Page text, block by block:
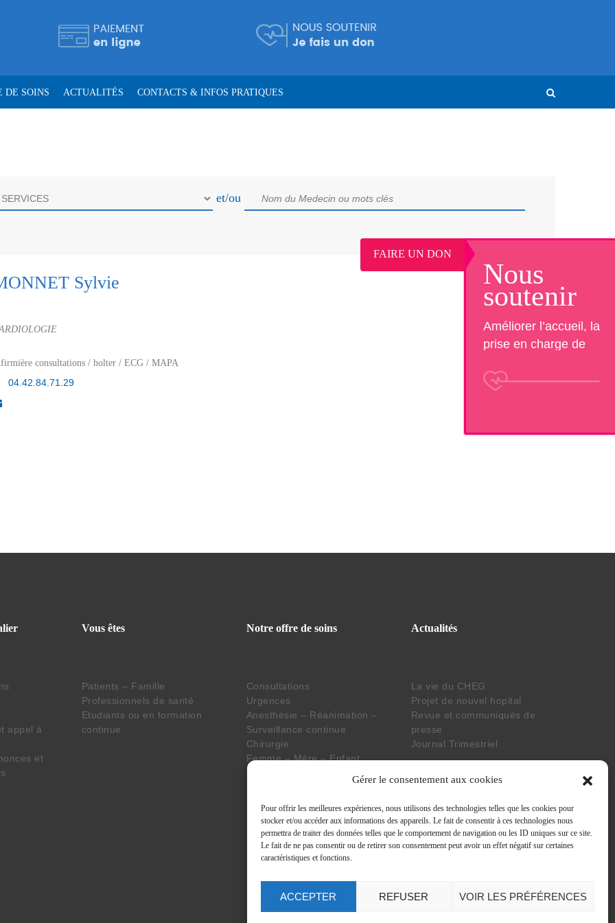
Gérer le consentement aux cookies
Pour offrir les meilleures expériences, nous utilisons des technologies telles que les cookies pour
stocker et/ou accéder aux informations des appareils. Le fait de consentir à ces technologies nous
permettra de traiter des données telles que le comportement de navigation ou les ID uniques sur ce site.
Le fait de ne pas consentir ou de retirer son consentement peut avoir un effet négatif sur certaines
caractéristiques et fonctions.
ACCEPTER REFUSER VOIR LES PRÉFÉRENCES
DE SOINS ACTUALITÉS CONTACTS & INFOS PRATIQUES
et/ou
Sylvie
consultations / holter / ECG / MAPA
04.42.84.71.29
appel à
et
Vous êtes
Patients – Famille
Professionnels de santé
Etudiants ou en formation
continue
Notre offre de soins
Consultations
Urgences
Anesthésie – Réanimation –
Surveillance continue
Chirurgie
Femme – Mère – Enfant
Personne en situation de
Handicap
Services transversaux
Actualités
La vie du CHEG
Projet de nouvel hopital
Revue et communiqués de
presse
Journal Trimestriel
Suivez nos actus
Nous
soutenir
Améliorer l’accueil, la
prise en charge de
vie au travail.Aidez
innovants !
FAIRE UN DON